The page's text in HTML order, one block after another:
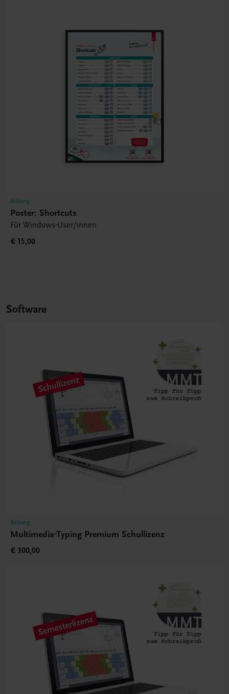
Bildung
Poster: Shortcuts
Für Windows-User/innen
€ 15,00
Software
Bildung
Multimedia-Typing Premium Schullizenz
€ 300,00